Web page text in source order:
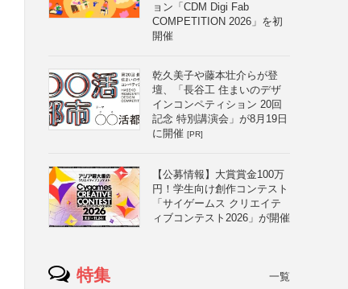
ョン「CDM Digi Fab
COMPETITION 2026」を初
開催
乾久美子や藤本壮介らが登
壇、「長谷工 住まいのデザ
インコンペティション 20回
記念 特別講演会」が8月19日
に開催 [PR]
【公募情報】大賞賞金100万
円！学生向け創作コンテスト
「サイゲームス クリエイテ
ィブコンテスト2026」が開催
特集 一覧